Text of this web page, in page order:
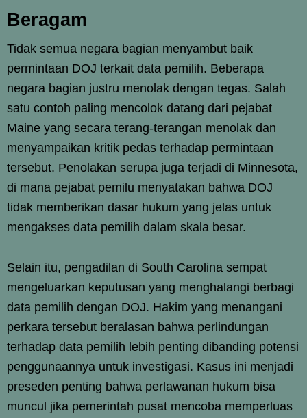
Beragam
Tidak semua negara bagian menyambut baik
permintaan DOJ terkait data pemilih. Beberapa
negara bagian justru menolak dengan tegas. Salah
satu contoh paling mencolok datang dari pejabat
Maine yang secara terang-terangan menolak dan
menyampaikan kritik pedas terhadap permintaan
tersebut. Penolakan serupa juga terjadi di Minnesota,
di mana pejabat pemilu menyatakan bahwa DOJ
tidak memberikan dasar hukum yang jelas untuk
mengakses data pemilih dalam skala besar.
Selain itu, pengadilan di South Carolina sempat
mengeluarkan keputusan yang menghalangi berbagi
data pemilih dengan DOJ. Hakim yang menangani
perkara tersebut beralasan bahwa perlindungan
terhadap data pemilih lebih penting dibanding potensi
penggunaannya untuk investigasi. Kasus ini menjadi
preseden penting bahwa perlawanan hukum bisa
muncul jika pemerintah pusat mencoba memperluas